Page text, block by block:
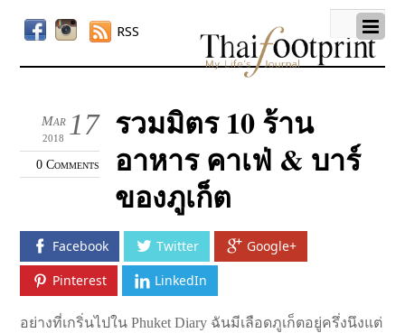
RSS
17
Mar
2018
0 Comments
รวมมิตร 10 ร้าน
อาหาร คาเฟ่ & บาร์
ของภูเก็ต
Facebook Twitter Google+
Pinterest LinkedIn
อย่างที่เกริ่นไปใน Phuket Diary ฉันมีเลือดภูเก็ตอยู่ครึ่งนึงแต่